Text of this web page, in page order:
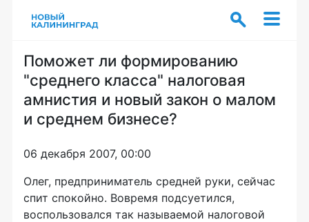
Поможет ли формированию
"среднего класса" налоговая
амнистия и новый закон о малом
и среднем бизнесе?
06 декабря 2007, 00:00
Олег, предприниматель средней руки, сейчас
спит спокойно. Вовремя подсуетился,
воспользовался так называемой налоговой